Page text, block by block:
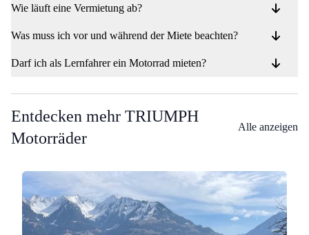
Wie läuft eine Vermietung ab?
Was muss ich vor und während der Miete beachten?
Darf ich als Lernfahrer ein Motorrad mieten?
Entdecken mehr TRIUMPH
Motorräder
Alle anzeigen